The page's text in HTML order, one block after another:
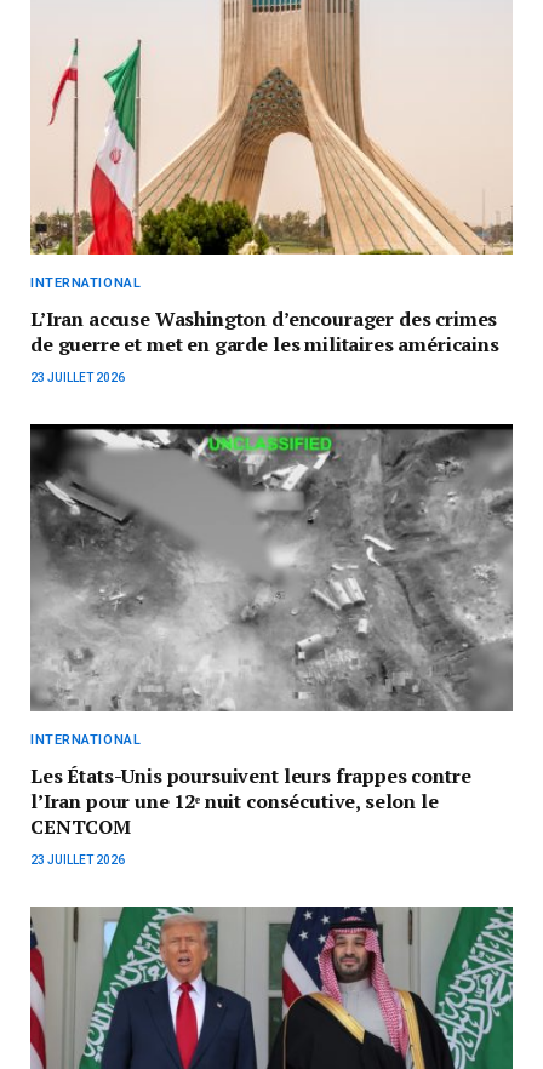
INTERNATIONAL
L’Iran accuse Washington d’encourager des crimes
de guerre et met en garde les militaires américains
23 JUILLET 2026
INTERNATIONAL
Les États-Unis poursuivent leurs frappes contre
l’Iran pour une 12ᵉ nuit consécutive, selon le
CENTCOM
23 JUILLET 2026